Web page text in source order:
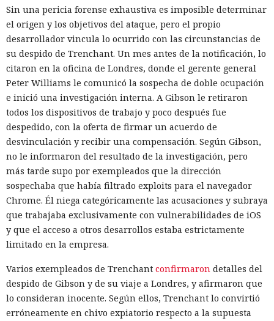
Sin una pericia forense exhaustiva es imposible determinar
el origen y los objetivos del ataque, pero el propio
desarrollador vincula lo ocurrido con las circunstancias de
su despido de Trenchant. Un mes antes de la notificación, lo
citaron en la oficina de Londres, donde el gerente general
Peter Williams le comunicó la sospecha de doble ocupación
e inició una investigación interna. A Gibson le retiraron
todos los dispositivos de trabajo y poco después fue
despedido, con la oferta de firmar un acuerdo de
desvinculación y recibir una compensación. Según Gibson,
no le informaron del resultado de la investigación, pero
más tarde supo por exempleados que la dirección
sospechaba que había filtrado exploits para el navegador
Chrome. Él niega categóricamente las acusaciones y subraya
que trabajaba exclusivamente con vulnerabilidades de iOS
y que el acceso a otros desarrollos estaba estrictamente
limitado en la empresa.
Varios exempleados de Trenchant confirmaron detalles del
despido de Gibson y de su viaje a Londres, y afirmaron que
lo consideran inocente. Según ellos, Trenchant lo convirtió
erróneamente en chivo expiatorio respecto a la supuesta